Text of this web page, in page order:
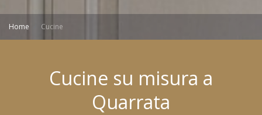
Home Cucine
Cucine su misura a
Quarrata